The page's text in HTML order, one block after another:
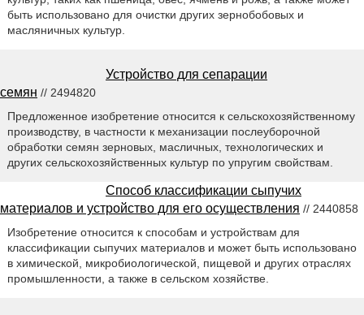
быть использовано для очистки других зернобобовых и
масляничных культур.
Устройство для сепарации
семян // 2494820
Предложенное изобретение относится к сельскохозяйственному
производству, в частности к механизации послеуборочной
обработки семян зерновых, масличных, технологических и
других сельскохозяйственных культур по упругим свойствам.
Способ классификации сыпучих
материалов и устройство для его осуществления // 2440858
Изобретение относится к способам и устройствам для
классификации сыпучих материалов и может быть использовано
в химической, микробиологической, пищевой и других отраслях
промышленности, а также в сельском хозяйстве.